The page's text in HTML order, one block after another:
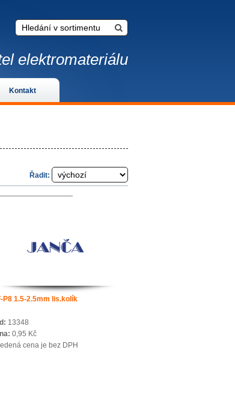
Kontakt
elektromateriálu
Řadit:
P8 1.5-2.5mm lis.kolík
13348
0,95 Kč
cena je bez DPH